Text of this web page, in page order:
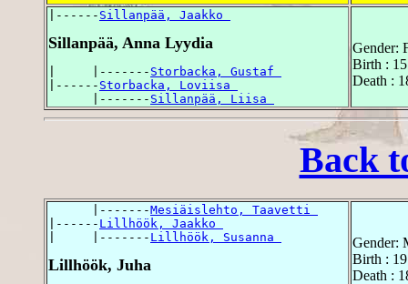
|------ Sillanpää, Jaakko
Sillanpää, Anna Lyydia
|     |------- Storbacka, Gustaf
|------ Storbacka, Loviisa
      |-------
Sillanpää, Liisa
Gender:
Birth :
Death :
Back
      |-------
Mesiäislehto, Taavetti
|------ Lillhöök, Jaakko
|     |------- Lillhöök, Susanna
Lillhöök, Juha
Gender:
Birth :
Death :